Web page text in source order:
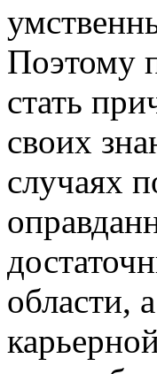
Поэтому
стать
своих
случаях
области,